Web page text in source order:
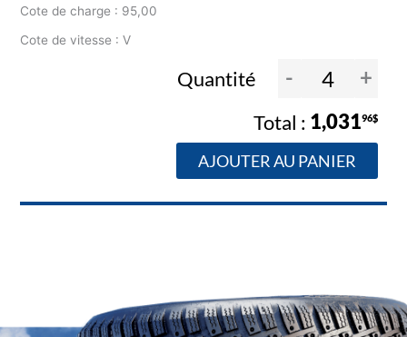
Cote de charge : 95,00
Cote de vitesse : V
Quantité - +
1,03196$
AJOUTER AU PANIER